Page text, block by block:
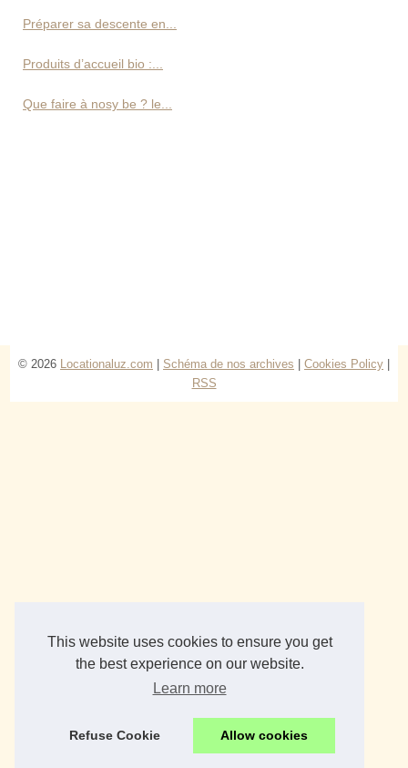
This website uses cookies to ensure you get
the best experience on our website.
Learn more
Refuse Cookie Allow cookies
Préparer sa descente en...
Produits d’accueil bio :...
Que faire à nosy be ? le...
© 2026 Locationaluz.com | Schéma de nos archives | Cookies Policy |
RSS